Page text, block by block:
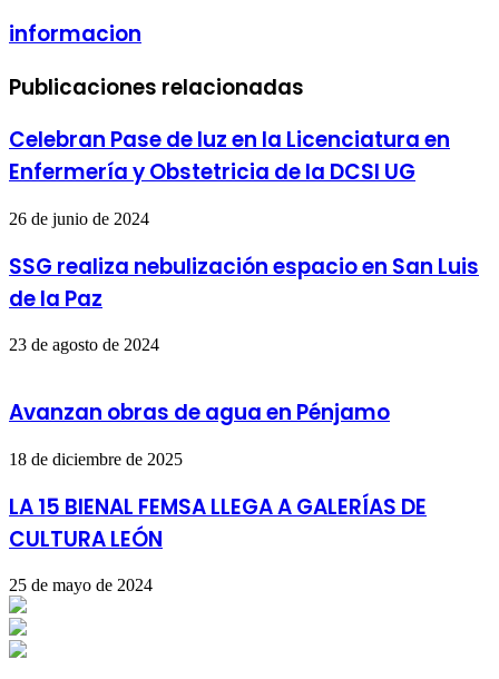
informacion
Publicaciones relacionadas
Celebran Pase de luz en la Licenciatura en
Enfermería y Obstetricia de la DCSI UG
26 de junio de 2024
SSG realiza nebulización espacio en San Luis
de la Paz
23 de agosto de 2024
Avanzan obras de agua en Pénjamo
18 de diciembre de 2025
LA 15 BIENAL FEMSA LLEGA A GALERÍAS DE
CULTURA LEÓN
25 de mayo de 2024